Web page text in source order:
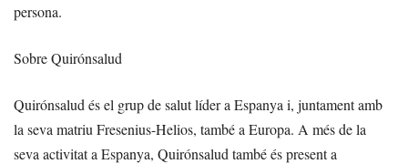
persona.
Sobre Quirónsalud
Quirónsalud és el grup de salut líder a Espanya i, juntament amb
la seva matriu Fresenius-Helios, també a Europa. A més de la
seva activitat a Espanya, Quirónsalud també és present a